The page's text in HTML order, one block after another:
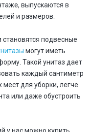
выпускаются в
и размеров.
подвесные
могут иметь
Такой унитаз дает
каждый сантиметр
для уборки, легче
или даже обустроить